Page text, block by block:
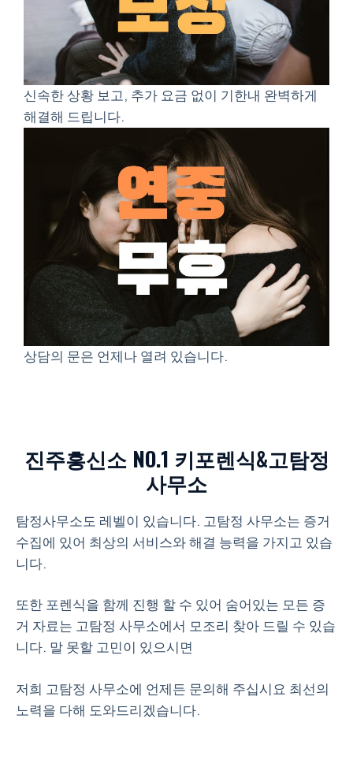
신속한 상황 보고, 추가 요금 없이 기한내 완벽하게
해결해 드립니다.
상담의 문은 언제나 열려 있습니다.
진주흥신소 NO.1 키포렌식&고탐정
사무소
탐정사무소도 레벨이 있습니다. 고탐정 사무소는 증거
수집에 있어 최상의 서비스와 해결 능력을 가지고 있습
니다.
또한 포렌식을 함께 진행 할 수 있어 숨어있는 모든 증
거 자료는 고탐정 사무소에서 모조리 찾아 드릴 수 있습
니다. 말 못할 고민이 있으시면
저희 고탐정 사무소에 언제든 문의해 주십시요 최선의
노력을 다해 도와드리겠습니다.